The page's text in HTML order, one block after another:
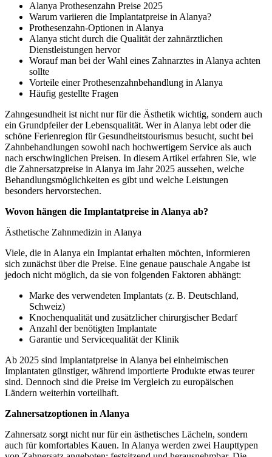
Alanya Prothesenzahn Preise 2025
Warum variieren die Implantatpreise in Alanya?
Prothesenzahn-Optionen in Alanya
Alanya sticht durch die Qualität der zahnärztlichen
Dienstleistungen hervor
Worauf man bei der Wahl eines Zahnarztes in Alanya achten
sollte
Vorteile einer Prothesenzahnbehandlung in Alanya
Häufig gestellte Fragen
Zahngesundheit ist nicht nur für die Ästhetik wichtig, sondern auch
ein Grundpfeiler der Lebensqualität. Wer in Alanya lebt oder die
schöne Ferienregion für Gesundheitstourismus besucht, sucht bei
Zahnbehandlungen sowohl nach hochwertigem Service als auch
nach erschwinglichen Preisen. In diesem Artikel erfahren Sie, wie
die Zahnersatzpreise in Alanya im Jahr 2025 aussehen, welche
Behandlungsmöglichkeiten es gibt und welche Leistungen
besonders hervorstechen.
Wovon hängen die Implantatpreise in Alanya ab?
Ästhetische Zahnmedizin in Alanya
Viele, die in Alanya ein Implantat erhalten möchten, informieren
sich zunächst über die Preise. Eine genaue pauschale Angabe ist
jedoch nicht möglich, da sie von folgenden Faktoren abhängt:
Marke des verwendeten Implantats (z. B. Deutschland,
Schweiz)
Knochenqualität und zusätzlicher chirurgischer Bedarf
Anzahl der benötigten Implantate
Garantie und Servicequalität der Klinik
Ab 2025 sind Implantatpreise in Alanya bei einheimischen
Implantaten günstiger, während importierte Produkte etwas teurer
sind. Dennoch sind die Preise im Vergleich zu europäischen
Ländern weiterhin vorteilhaft.
Zahnersatzoptionen in Alanya
Zahnersatz sorgt nicht nur für ein ästhetisches Lächeln, sondern
auch für komfortables Kauen. In Alanya werden zwei Haupttypen